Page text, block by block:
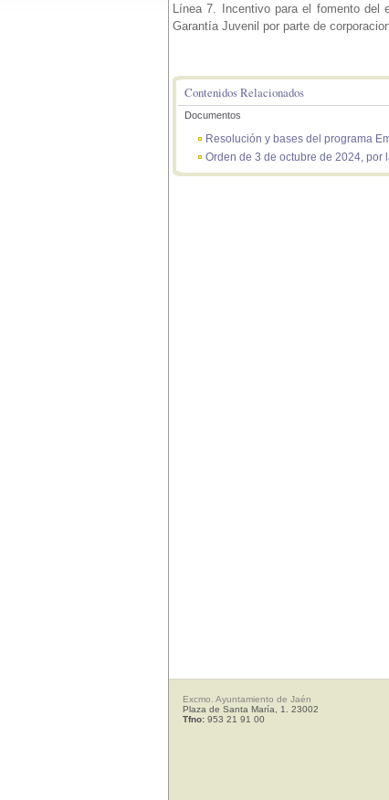
Línea 7. Incentivo para el fomento del
Garantía Juvenil por parte de
Contenidos Relacionados
Documentos
Resolución y bases del programa
Orden de 3 de octubre de 2024,
Excmo. Ayuntamiento de Jaén
Plaza de Santa María, 1. 23002
Tfno: 953 21 91 00